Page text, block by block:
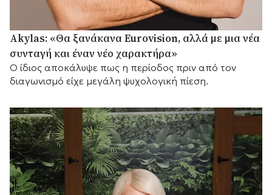
Akylas: «Θα ξανάκανα Eurovision, αλλά με μια νέα
συνταγή και έναν νέο χαρακτήρα»
Ο ίδιος αποκάλυψε πως η περίοδος πριν από τον
διαγωνισμό είχε μεγάλη ψυχολογική πίεση.